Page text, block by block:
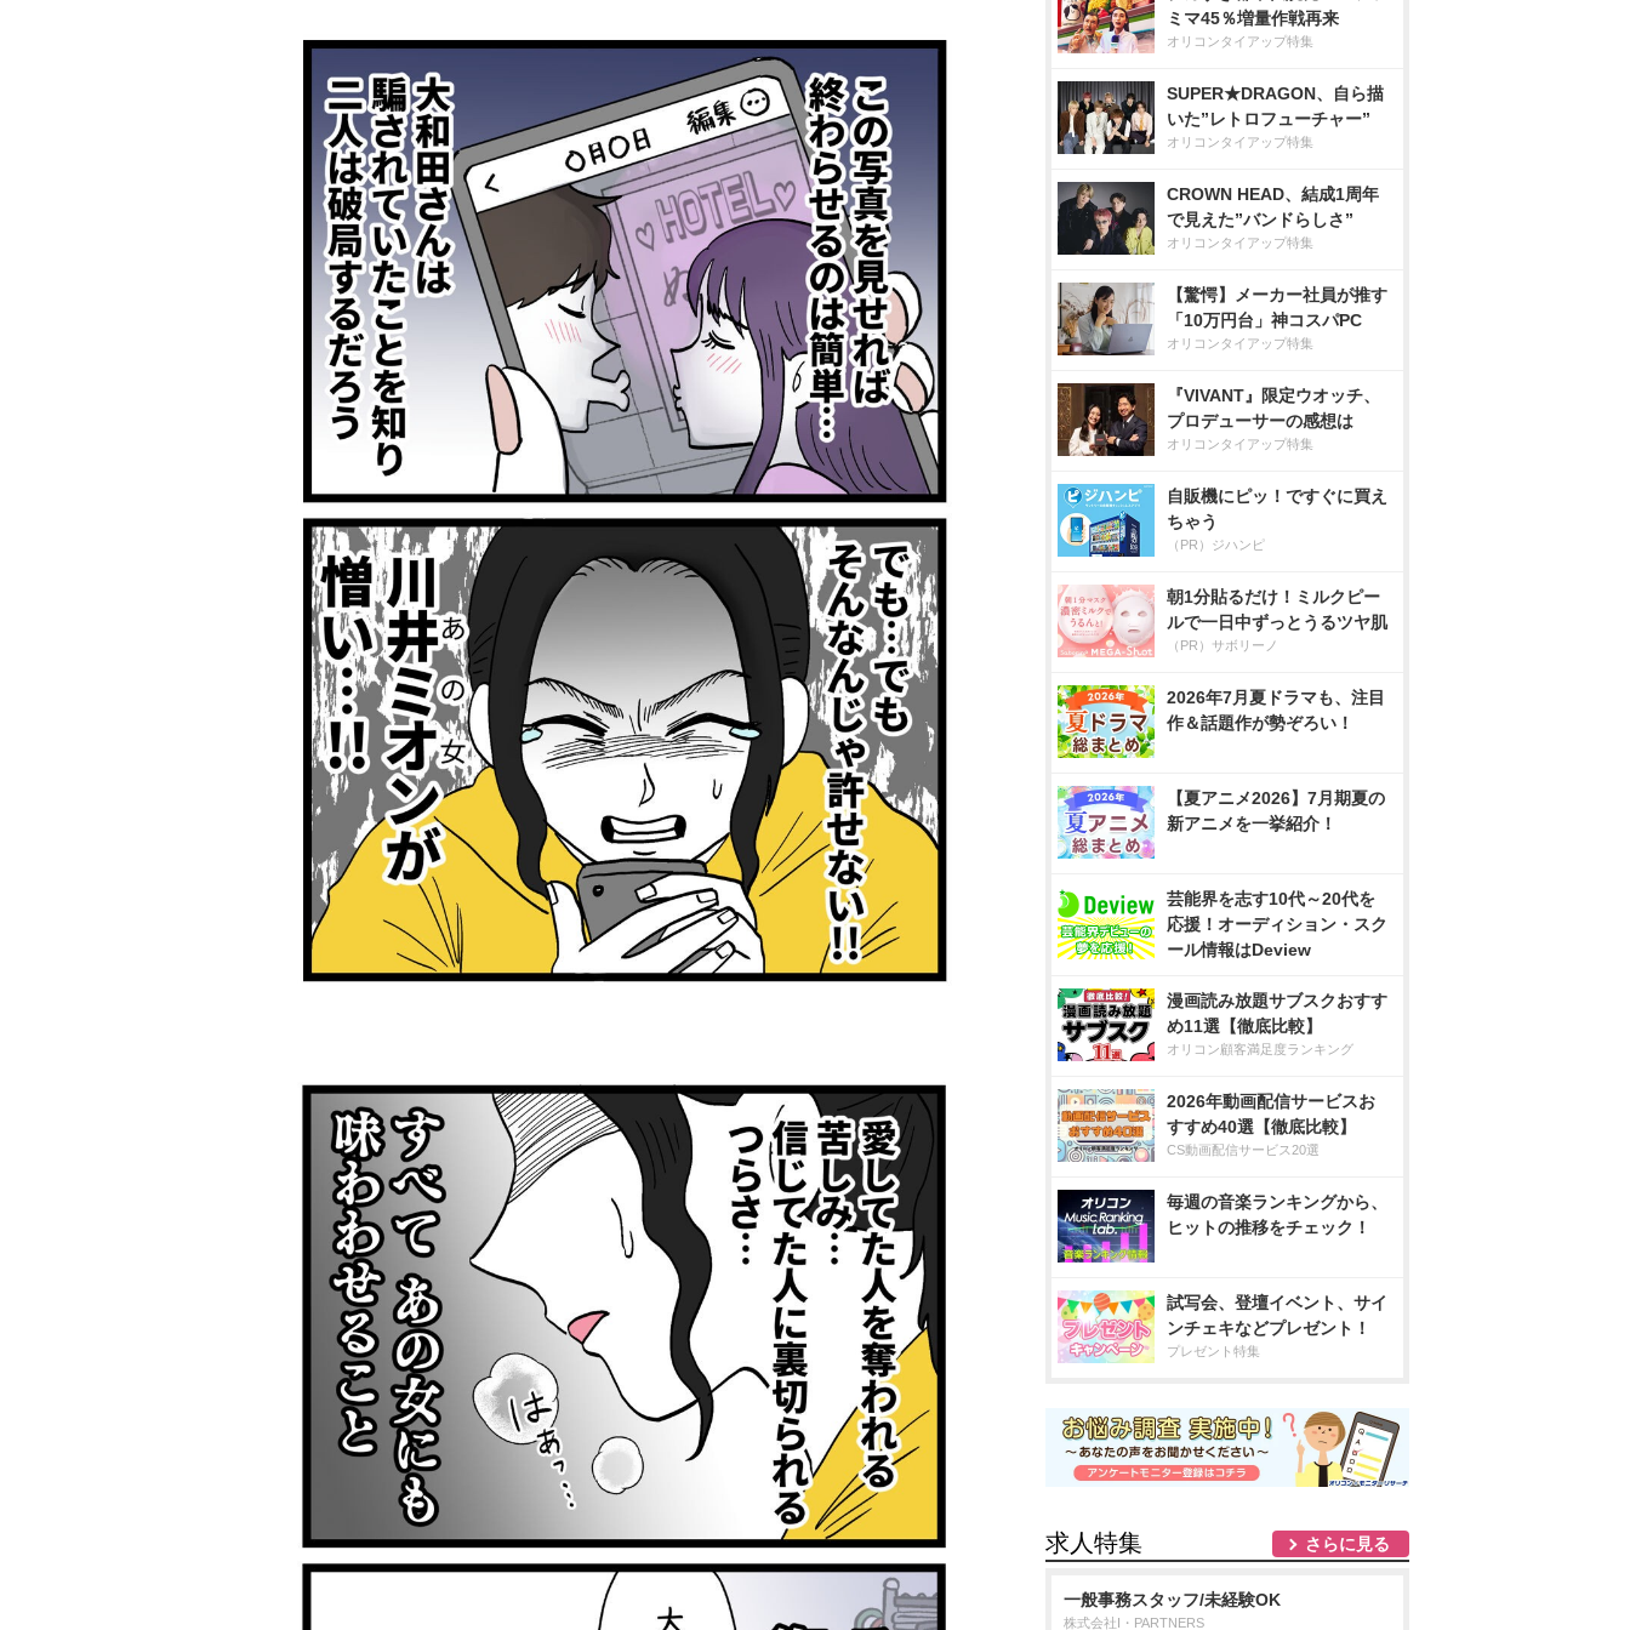
ミマ45％増量作戦再来
オリコンタイアップ特集
SUPER★DRAGON、自ら描
いた”レトロフューチャー”
オリコンタイアップ特集
CROWN HEAD、結成1周年
で見えた”バンドらしさ”
オリコンタイアップ特集
【驚愕】メーカー社員が推す
「10万円台」神コスパPC
オリコンタイアップ特集
『VIVANT』限定ウオッチ、
プロデューサーの感想は
オリコンタイアップ特集
自販機にピッ！ですぐに買え
ちゃう
（PR）ジハンピ
朝1分貼るだけ！ミルクピー
ルで一日中ずっとうるツヤ肌
（PR）サボリーノ
2026年7月夏ドラマも、注目
作＆話題作が勢ぞろい！
【夏アニメ2026】7月期夏の
新アニメを一挙紹介！
芸能界を志す10代～20代を
応援！オーディション・スク
ール情報はDeview
漫画読み放題サブスクおすす
め11選【徹底比較】
オリコン顧客満足度ランキング
2026年動画配信サービスお
すすめ40選【徹底比較】
CS動画配信サービス20選
毎週の音楽ランキングから、
ヒットの推移をチェック！
試写会、登壇イベント、サイ
ンチェキなどプレゼント！
プレゼント特集
求人特集 さらに見る
一般事務スタッフ/未経験OK
株式会社I・PARTNERS